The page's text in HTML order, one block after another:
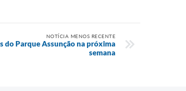
NOTÍCIA MENOS RECENTE
do Parque Assunção na próxima
semana